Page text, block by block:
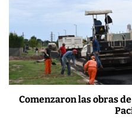
Comenzaron las obras